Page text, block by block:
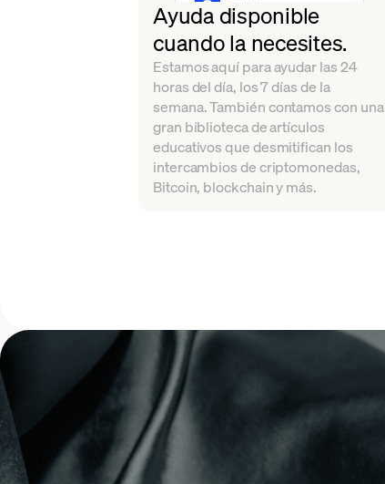
Ayuda disponible
cuando la necesites.
Estamos aquí para ayudar las 24
horas del día, los 7 días de la
semana. También contamos con una
gran biblioteca de artículos
educativos que desmitifican los
intercambios de criptomonedas,
Bitcoin, blockchain y más.